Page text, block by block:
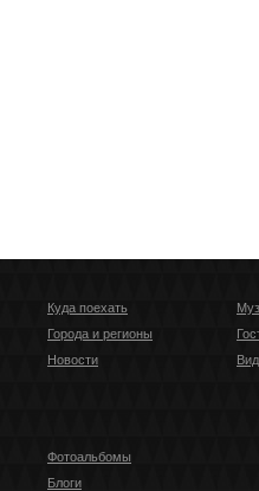
Куда поехать
Города и регионы
Новости
Фотоальбомы
Блоги